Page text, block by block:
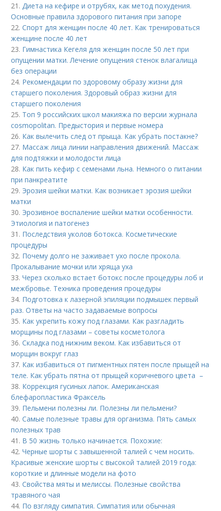
21.Диета на кефире и отрубях, как метод похудения.
Основные правила здорового питания при запоре
22.Спорт для женщин после 40 лет. Как тренироваться
женщине после 40 лет
23. Гимнастика Кегеля для женщин после 50 лет при
опущении матки. Лечение опущения стенок влагалища
без операции
24. Рекомендации по здоровому образу жизни для
старшего поколения. Здоровый образ жизни для
старшего поколения
25. Топ 9 российских школ макияжа по версии журнала
cosmopolitan. Предыстория и первые номера
26. Как вылечить след от прыща. Как убрать постакне?
27. Массаж лица линии направления движений. Массаж
для подтяжки и молодости лица
28. Как пить кефир с семенами льна. Немного о питании
при панкреатите
29. Эрозия шейки матки. Как возникает эрозия шейки
матки
30. Эрозивное воспаление шейки матки особенности.
Этиология и патогенез
31. Последствия уколов ботокса. Косметические
процедуры
32. Почему долго не заживает ухо после прокола.
Прокалывание мочки или хряща уха
33.Через сколько встает ботокс после процедуры лоб и
межбровье. Техника проведения процедуры
34. Подготовка к лазерной эпиляции подмышек первый
раз. Ответы на часто задаваемые вопросы
35. Как укрепить кожу под глазами. Как разгладить
морщины под глазами – советы косметолога
36.Складка под нижним веком. Как избавиться от
морщин вокруг глаз
37. Как избавиться от пигментных пятен после прыщей на
теле. Как убрать пятна от прыщей коричневого цвета –
38. Коррекция гусиных лапок. Американская
блефаропластика Фраксель
39. Пельмени полезны ли. Полезны ли пельмени?
40.Самые полезные травы для организма. Пять самых
полезных трав
41. В 50 жизнь только начинается. Похожие:
42.Черные шорты с завышенной талией с чем носить.
Красивые женские шорты с высокой талией 2019 года:
короткие и длинные модели на фото
43.Свойства мяты и мелиссы. Полезные свойства
травяного чая
44. По взгляду симпатия. Симпатия или обычная